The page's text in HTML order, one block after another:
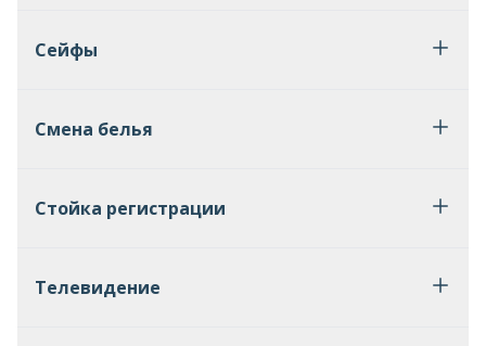
Сейфы
Смена белья
Стойка регистрации
Телевидение